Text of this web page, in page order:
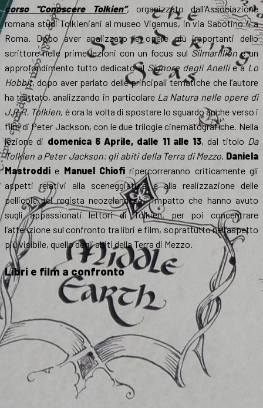
corso “Conoscere Tolkien”, organizzato dall’Associazione
romana studi Tolkieniani al museo Vigamus, in via Sabotino 4 a
Roma. Dopo aver analizzato le opere più importanti dello
scrittore nelle prime lezioni con un focus sul Silmarillion e un
approfondimento tutto dedicato al Signore degli Anellie a Lo
Hobbit, dopo aver parlato delle principali tematiche che l’autore
ha trattato, analizzando in particolare La Natura nelle opere di
J.R.R. Tolkien, è ora la volta di spostare lo sguardo anche verso i
film di Peter Jackson, con le due trilogie cinematografiche. Nella
lezione di domenica 6 Aprile, dalle 11 alle 13, dal titolo Da
Tolkien a Peter Jackson: gli abiti della Terra di Mezzo, Daniela
Mastroddi e Manuel Chiofi ripercorreranno criticamente gli
aspetti relativi alla sceneggiatura e alla realizzazione delle
pellicole del regista neozelandese, l’impatto che hanno avuto
sugli appassionati lettori di Tolkien, per poi concentrare
l’attenzione sul confronto tra libri e film, soprattutto nell’aspetto
più visibile, quello degli abiti della Terra di Mezzo.
Libri e film a confronto